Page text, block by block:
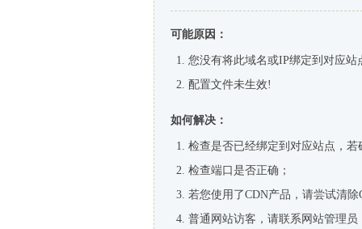
可能原因：
您没有将此域名或IP绑定到对应站
配置文件未生效!
如何解决：
检查是否已经绑定到对应站点，
检查端口是否正确；
若您使用了CDN产品，请尝试清除
普通网站访客，请联系网站管理员